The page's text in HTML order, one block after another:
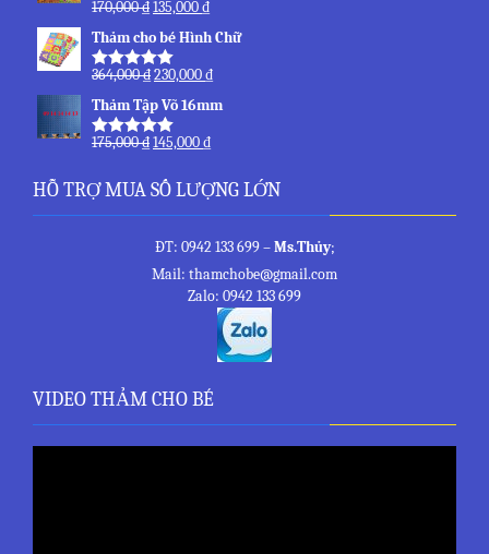
Rated5.00
170,000₫135,000₫
Thảm cho bé Hình Chữ
Rated5.00
364,000₫230,000₫
Thảm Tập Võ 16mm
Rated5.00
175,000₫145,000₫
HỖ TRỢ MUA SỐ LƯỢNG LỚN
ĐT: 0942 133 699 –Ms.Thủy;
Mail: thamchobe@gmail.com
Zalo: 0942 133 699
VIDEO THẢM CHO BÉ